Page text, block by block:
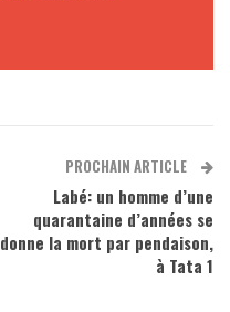
PROCHAIN ARTICLE
Labé: un homme d’une
quarantaine d’années se
donne la mort par pendaison,
à Tata 1